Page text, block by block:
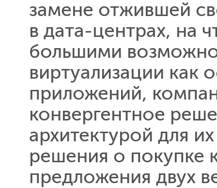
замене отжившей
в дата-центрах, на
большими
виртуализации как
приложений,
конвергентное
архитектурой для
решения о покупке
предложения двух